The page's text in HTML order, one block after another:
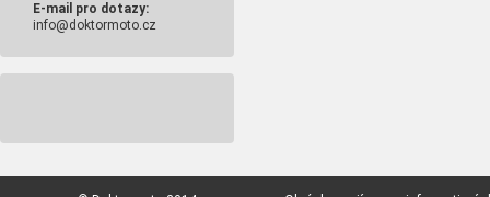
E-mail pro dotazy:
info@doktormoto.cz